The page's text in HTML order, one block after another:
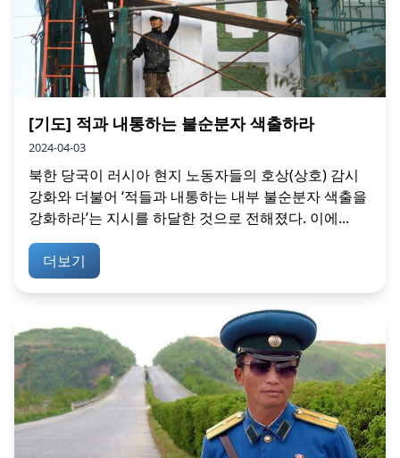
[기도] 적과 내통하는 불순분자 색출하라
2024-04-03
북한 당국이 러시아 현지 노동자들의 호상(상호) 감시
강화와 더불어 ‘적들과 내통하는 내부 불순분자 색출을
강화하라’는 지시를 하달한 것으로 전해졌다. 이에...
더보기